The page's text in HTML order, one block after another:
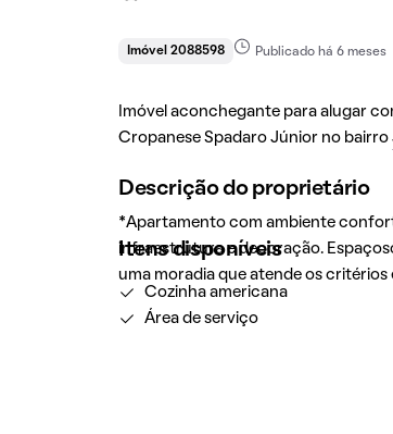
Imóvel 2088598 Publicado há 6 meses
Imóvel aconchegante para alugar
Cropanese Spadaro Júnior no bairro
Descrição do proprietário
*Apartamento com ambiente
infraestrutura e decoração.
uma moradia que atende os
Itens disponíveis
Cozinha americana
Área de serviço